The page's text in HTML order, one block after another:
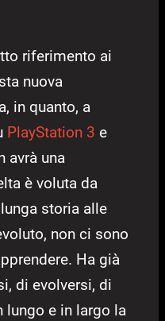
riferimento ai
nuova
in quanto, a
PlayStation 3 e
avrà una
è voluta da
storia alle
non ci sono
Ha già
di evolversi, di
lungo e in largo la